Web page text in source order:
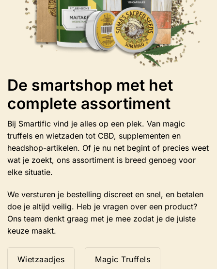
De smartshop met het
complete assortiment
Bij Smartific vind je alles op een plek. Van magic
truffels en wietzaden tot CBD, supplementen en
headshop-artikelen. Of je nu net begint of precies weet
wat je zoekt, ons assortiment is breed genoeg voor
elke situatie.
We versturen je bestelling discreet en snel, en betalen
doe je altijd veilig. Heb je vragen over een product?
Ons team denkt graag met je mee zodat je de juiste
keuze maakt.
Wietzaadjes Magic Truffels